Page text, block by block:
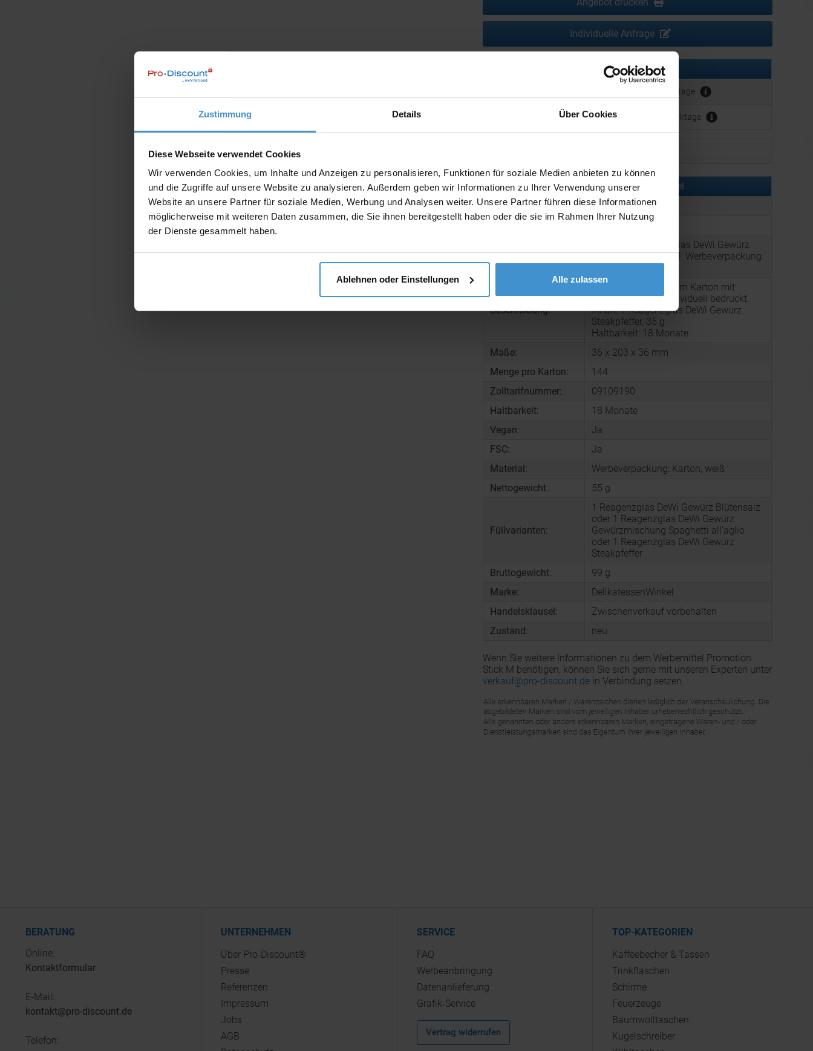
Zustimmung Details Über Cookies
Diese Webseite verwendet Cookies
Wir verwenden Cookies, um Inhalte und Anzeigen zu personalisieren, Funktionen für soziale Medien anbieten zu können
und die Zugriffe auf unsere Website zu analysieren. Außerdem geben wir Informationen zu Ihrer Verwendung unserer
Website an unsere Partner für soziale Medien, Werbung und Analysen weiter. Unsere Partner führen diese Informationen
möglicherweise mit weiteren Daten zusammen, die Sie ihnen bereitgestellt haben oder die sie im Rahmen Ihrer Nutzung
der Dienste gesammelt haben.
Ablehnen oder Einstellungen Alle zulassen
Individuelle Anfrage
ca. 10 Werktage
ca. 3 - 5 Werktage
Produktinformationen zu diesem Werbeartikel
Artikelnummer:
PUC1306.00003
Ausführung:
Füllung: 1 Reagenzglas DeWi Gewürz
Steakpfeffer, Material: Werbeverpackung:
Beschreibung:
Werbebox aus weißem Karton mit
Sichtfenster, Box individuell bedruckt.
Inhalt: 1 Reagenzglas DeWi Gewürz
Steakpfeffer, 35 g
Haltbarkeit: 18 Monate
Maße:
36 x 203 x 36 mm
Menge pro Karton:
144
Zolltarifnummer:
09109190
Haltbarkeit:
18 Monate
Vegan:
Ja
FSC:
Ja
Material:
Werbeverpackung: Karton, weiß
Nettogewicht:
55 g
Füllvarianten:
1 Reagenzglas DeWi Gewürz Blütensalz
oder 1 Reagenzglas DeWi Gewürz
Gewürzmischung Spaghetti all'aglio
oder 1 Reagenzglas DeWi Gewürz
Steakpfeffer
Bruttogewicht:
99 g
Marke:
DelikatessenWinkel
Handelsklausel:
Zwischenverkauf vorbehalten
Zustand:
neu
Wenn Sie weitere Informationen zu dem Werbemittel Promotion
Stick M benötigen, können Sie sich gerne mit unseren Experten unter
verkauf@pro-discount.dein Verbindung setzen.
BERATUNG
Online:
Kontaktformular
E-Mail:
kontakt@pro-discount.de
Telefon:
UNTERNEHMEN
Über Pro-Discount®
Presse
Referenzen
Impressum
Jobs
AGB
SERVICE
FAQ
Werbeanbringung
Datenanlieferung
Grafik-Service
Vertrag widerrufen
TOP-KATEGORIEN
Kaffeebecher & Tassen
Trinkflaschen
Schirme
Feuerzeuge
Baumwolltaschen
Kugelschreiber